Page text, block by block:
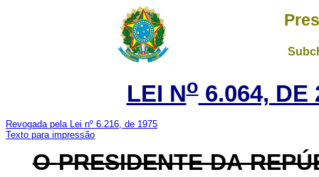
LEI No6.064, DE
Revogada pela Lei nº 6.216, de 1975
Texto para impressão
OPRESIDENTE DA